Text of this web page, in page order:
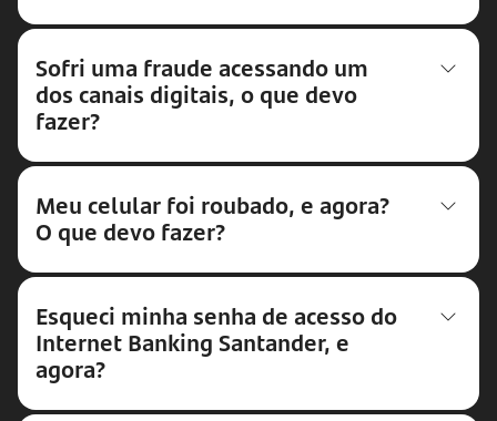
Sofri uma fraude acessando um
dos canais digitais, o que devo
fazer?
Meu celular foi roubado, e agora?
O que devo fazer?
Esqueci minha senha de acesso do
Internet Banking Santander, e
agora?